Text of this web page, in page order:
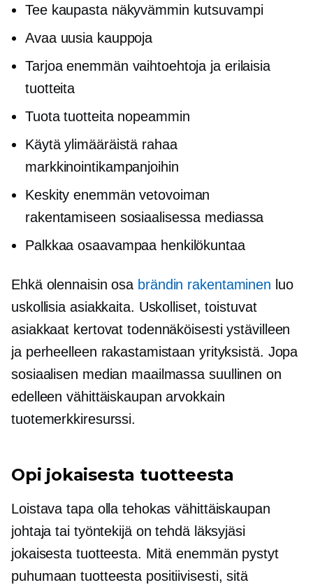
Tee kaupasta näkyvämmin kutsuvampi
Avaa uusia kauppoja
Tarjoa enemmän vaihtoehtoja ja erilaisia ​​
tuotteita
Tuota tuotteita nopeammin
Käytä ylimääräistä rahaa
markkinointikampanjoihin
Keskity enemmän vetovoiman
rakentamiseen sosiaalisessa mediassa
Palkkaa osaavampaa henkilökuntaa
Ehkä olennaisin osa brändin rakentaminen luo
uskollisia asiakkaita. Uskolliset, toistuvat
asiakkaat kertovat todennäköisesti ystävilleen
ja perheelleen rakastamistaan ​​yrityksistä. Jopa
sosiaalisen median maailmassa suullinen on
edelleen vähittäiskaupan arvokkain
tuotemerkkiresurssi.
Opi jokaisesta tuotteesta
Loistava tapa olla tehokas vähittäiskaupan
johtaja tai työntekijä on tehdä läksyjäsi
jokaisesta tuotteesta. Mitä enemmän pystyt
puhumaan tuotteesta positiivisesti, sitä